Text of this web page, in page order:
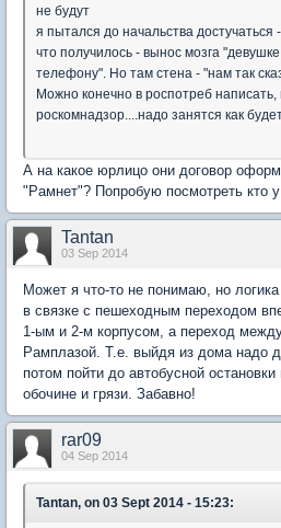
не будут
я пытался до начальства достучаться
что получилось - вынос мозга
телефону". Но там стена - "нам так
Можно конечно в роспотреб написать,
роскомнадзор....надо занятся как
А на какое юрлицо они договор
"Рамнет"? Попробую посмотреть кто
Tantan
03 Sep 2014
Может я что-то не понимаю, но
в связке с пешеходным переходом
1-ым и 2-м корпусом, а переход
Рамплазой. Т.е. выйдя из дома надо
потом пойти до автобусной
обочине и грязи. Забавно!
rar09
04 Sep 2014
Tantan, on 03 Sept 2014 - 15:23: